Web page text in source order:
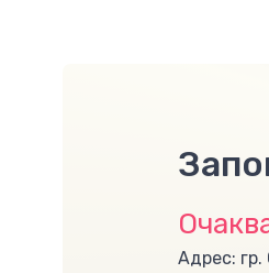
Адрес: гр.